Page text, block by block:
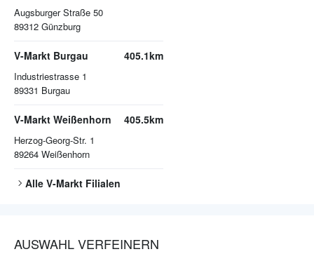
Augsburger Straße 50
89312 Günzburg
V-Markt Burgau
Industriestrasse 1
89331 Burgau
405.1km
V-Markt Weißenhorn
Herzog-Georg-Str. 1
89264 Weißenhorn
405.5km
Alle V-Markt Filialen
AUSWAHL VERFEINERN